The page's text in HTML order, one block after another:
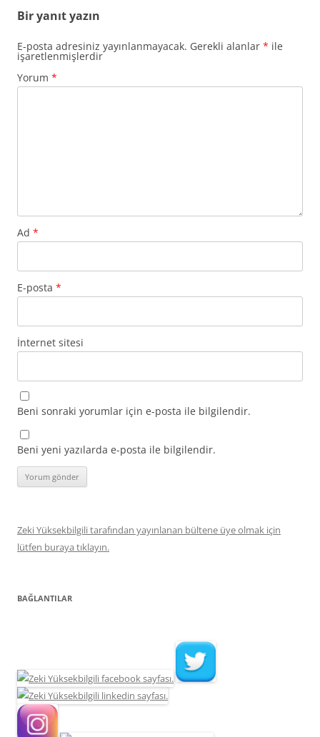
Bir yanıt yazın
E-posta adresiniz yayınlanmayacak. Gerekli alanlar * ile
işaretlenmişlerdir
Yorum *
Ad *
E-posta *
İnternet sitesi
Beni sonraki yorumlar için e-posta ile bilgilendir.
Beni yeni yazılarda e-posta ile bilgilendir.
Zeki Yüksekbilgili tarafından yayınlanan bültene üye olmak için
lütfen buraya tıklayın.
BAĞLANTILAR